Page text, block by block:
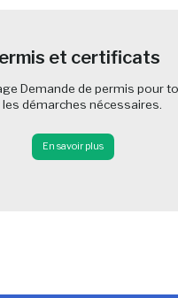
et certificats
Demande de permis pour
les démarches nécessaires.
En savoir plus